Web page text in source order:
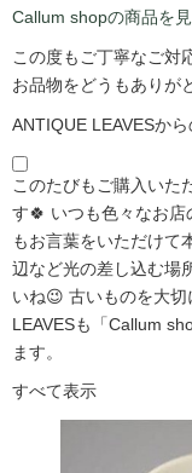
Callum shopの商品を
この度もご丁寧なご対
お品物をどうもありが
ANTIQUE LEAVESから
このたびもご購入いた
す🍀 いつも色々なお
もお言葉をいただけて
辺など光の差し込む場
いね😉 古いものを大
LEAVESも「Callum
ます。
すべて表示